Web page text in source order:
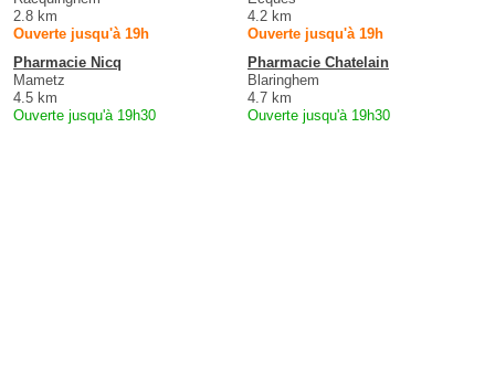
2.8 km
Ouverte jusqu'à 19h
4.2 km
Ouverte jusqu'à 19h
Pharmacie Nicq
Mametz
4.5 km
Ouverte jusqu'à 19h30
Pharmacie Chatelain
Blaringhem
4.7 km
Ouverte jusqu'à 19h30